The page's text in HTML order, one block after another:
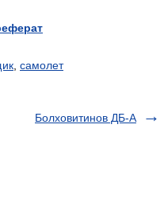
самолет
Болховитинов ДБ-А